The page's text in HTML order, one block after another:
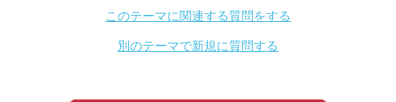
このテーマに関連する質問をする
別のテーマで新規に質問する